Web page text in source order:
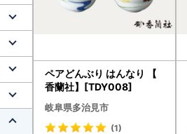
ペアどんぶり はんなり 【
香蘭社】[TDY008]
岐阜県多治見市
(1)